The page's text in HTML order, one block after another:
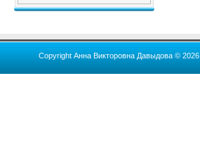
Copyright Анна Викторовна Давыдова © 2026